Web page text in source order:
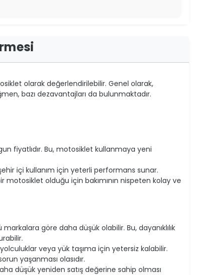
olarak değerlendirilebilir. Genel olarak,
bazı dezavantajları da bulunmaktadır.
fiyatlıdır. Bu, motosiklet kullanmaya yeni
içi kullanım için yeterli performans sunar.
motosiklet olduğu için bakımının nispeten kolay ve
göre daha düşük olabilir. Bu, dayanıklılık
veya yük taşıma için yetersiz kalabilir.
yaşanması olasıdır.
düşük yeniden satış değerine sahip olması